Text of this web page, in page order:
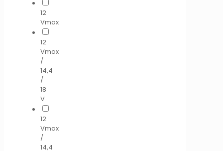
12
Vmax
12
Vmax
/
14,4
/
18
V
12
Vmax
/
14,4